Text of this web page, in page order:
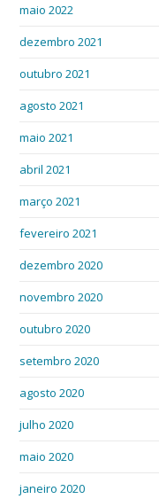
maio 2022
dezembro 2021
outubro 2021
agosto 2021
maio 2021
abril 2021
março 2021
fevereiro 2021
dezembro 2020
novembro 2020
outubro 2020
setembro 2020
agosto 2020
julho 2020
maio 2020
janeiro 2020